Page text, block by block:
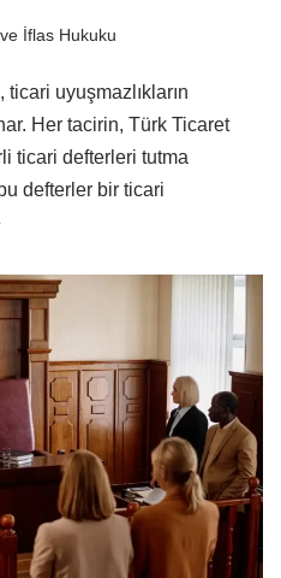
İflas Hukuku
uyuşmazlıkların
Her tacirin, Türk Ticaret
ticari defterleri tutma
defterler bir ticari